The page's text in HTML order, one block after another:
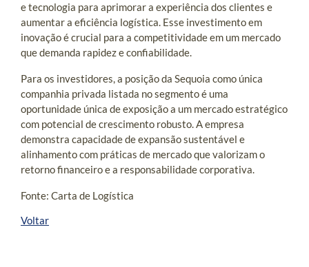
e tecnologia para aprimorar a experiência dos clientes e
aumentar a eficiência logística. Esse investimento em
inovação é crucial para a competitividade em um mercado
que demanda rapidez e confiabilidade.
Para os investidores, a posição da Sequoia como única
companhia privada listada no segmento é uma
oportunidade única de exposição a um mercado estratégico
com potencial de crescimento robusto. A empresa
demonstra capacidade de expansão sustentável e
alinhamento com práticas de mercado que valorizam o
retorno financeiro e a responsabilidade corporativa.
Fonte: Carta de Logística
Voltar